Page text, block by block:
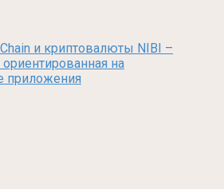
и криптовалюты NIBI –
на
приложения